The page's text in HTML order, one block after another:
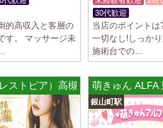
的高収入と客層の
す。 マッサージ未
30代歓迎
当店のポイント
一切なし!しっか
施術台での…
ストピア）高槻ルーム萌きゅん ALFA
銀山町駅